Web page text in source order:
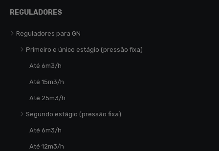
REGULADORES
Reguladores para GN
Primeiro e único estágio (pressão fixa)
Até 6m3/h
Até 15m3/h
Até 25m3/h
Segundo estágio (pressão fixa)
Até 6m3/h
Até 12m3/h